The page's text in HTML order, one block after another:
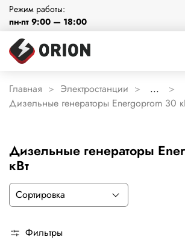
Режим работы:
пн-пт 9:00 — 18:00
Главная Электростанции
...
Дизельные генераторы Energoprom 30
Дизельные генераторы
кВт
Фильтры